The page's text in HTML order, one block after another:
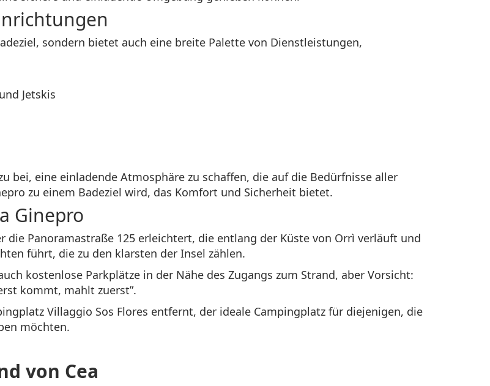
sondern bietet auch eine breite Palette von Dienstleistungen,
Jetskis
bei, eine einladende Atmosphäre zu schaffen, die auf die Bedürfnisse aller
zu einem Badeziel wird, das Komfort und Sicherheit bietet.
Ginepro
die Panoramastraße 125 erleichtert, die entlang der Küste von Orrì verläuft und
führt, die zu den klarsten der Insel zählen.
kostenlose Parkplätze in der Nähe des Zugangs zum Strand, aber Vorsicht:
kommt, mahlt zuerst”.
Villaggio Sos Flores entfernt, der ideale Campingplatz für diejenigen, die
möchten.
von Cea